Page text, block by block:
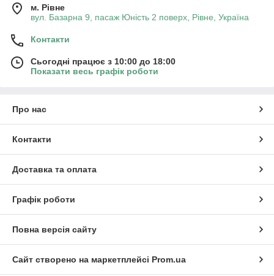
м. Рівне
вул. Базарна 9, пасаж Юність 2 поверх, Рівне, Україна
Контакти
Сьогодні працює з 10:00 до 18:00
Показати весь графік роботи
Про нас
Контакти
Доставка та оплата
Графік роботи
Повна версія сайту
Сайт створено на маркетплейсі Prom.ua